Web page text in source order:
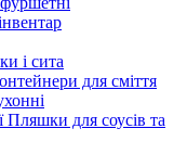
і сита
для сміття
Пляшки для соусів та